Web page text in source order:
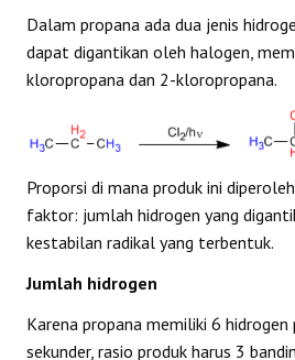
Dalam propana ada dua jenis
dapat digantikan oleh halogen,
kloropropana dan 2-kloropropana.
Proporsi di mana produk ini
faktor: jumlah hidrogen yang
kestabilan radikal yang terbentuk.
Jumlah hidrogen
Karena propana memiliki 6 hidrogen
sekunder, rasio produk harus 3